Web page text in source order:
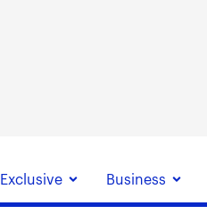
Exclusive Business